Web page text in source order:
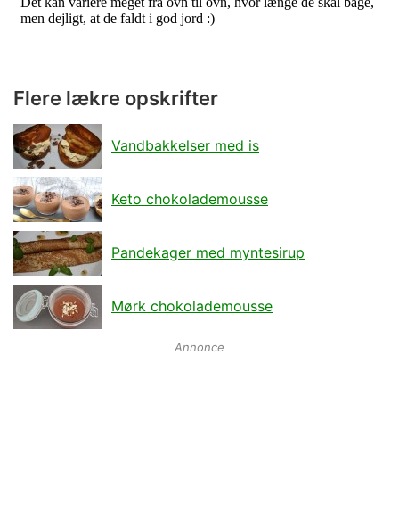
Flere lækre opskrifter
Vandbakkelser med is
Keto chokolademousse
Pandekager med myntesirup
Mørk chokolademousse
Annonce